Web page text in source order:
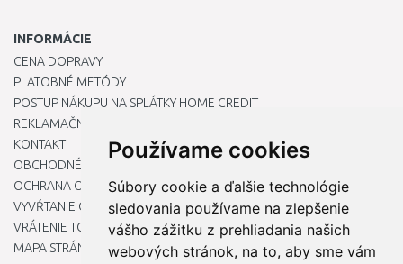
Používame cookies
Súbory cookie a ďalšie technológie
sledovania používame na zlepšenie
vášho zážitku z prehliadania našich
webových stránok, na to, aby sme vám
INFORMÁCIE
CENA DOPRAVY
PLATOBNÉ METÓDY
POSTUP NÁKUPU NA SPLÁTKY HOME CREDIT
REKLAMAČNÝ PORIADOK
KONTAKT
OBCHODNÉ PODMIENKY
OCHRANA OSOBNÝCH ÚDAJOV
VYVŔTANIE OTVORU DO DREZU PRE KUCHYNSKÚ BATÉRIU
VRÁTENIE TOVARU / REKLAMÁCIE
MAPA STRÁNOK